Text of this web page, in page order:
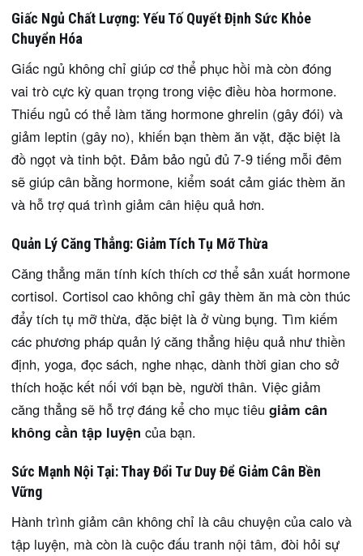
Giấc Ngủ Chất Lượng: Yếu Tố Quyết Định Sức Khỏe
Chuyển Hóa
Giấc ngủ không chỉ giúp cơ thể phục hồi mà còn đóng
vai trò cực kỳ quan trọng trong việc điều hòa hormone.
Thiếu ngủ có thể làm tăng hormone ghrelin (gây đói) và
giảm leptin (gây no), khiến bạn thèm ăn vặt, đặc biệt là
đồ ngọt và tinh bột. Đảm bảo ngủ đủ 7-9 tiếng mỗi đêm
sẽ giúp cân bằng hormone, kiểm soát cảm giác thèm ăn
và hỗ trợ quá trình giảm cân hiệu quả hơn.
Quản Lý Căng Thẳng: Giảm Tích Tụ Mỡ Thừa
Căng thẳng mãn tính kích thích cơ thể sản xuất hormone
cortisol. Cortisol cao không chỉ gây thèm ăn mà còn thúc
đẩy tích tụ mỡ thừa, đặc biệt là ở vùng bụng. Tìm kiếm
các phương pháp quản lý căng thẳng hiệu quả như thiền
định, yoga, đọc sách, nghe nhạc, dành thời gian cho sở
thích hoặc kết nối với bạn bè, người thân. Việc giảm
căng thẳng sẽ hỗ trợ đáng kể cho mục tiêu giảm cân
không cần tập luyện của bạn.
Sức Mạnh Nội Tại: Thay Đổi Tư Duy Để Giảm Cân Bền
Vững
Hành trình giảm cân không chỉ là câu chuyện của calo và
tập luyện, mà còn là cuộc đấu tranh nội tâm, đòi hỏi sự